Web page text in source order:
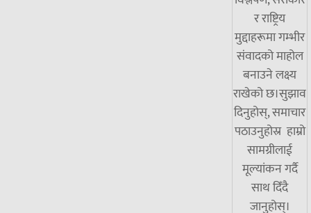
र राष्ट्रिय
मुद्दाहरूमा गम्भीर
संवादको माहोल
बनाउने लक्ष्य
राखेको छ।सुझाव
दिनुहोस्, समाचार
पठाउनुहोस्र हाम्रो
सामग्रीलाई
मूल्यांकन गर्दै
साथ दिँदै
जानुहोस्।